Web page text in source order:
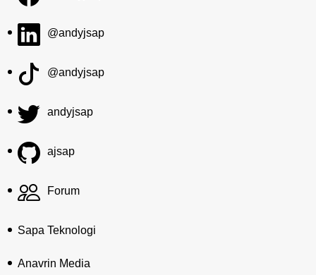
@andyjsap
@andyjsap
andyjsap
ajsap
Forum
Sapa Teknologi
Anavrin Media